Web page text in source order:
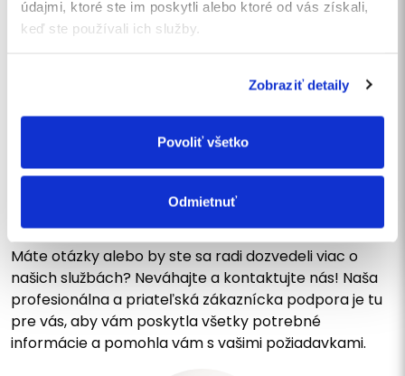
údajmi, ktoré ste im poskytli alebo ktoré od vás získali,
keď ste používali ich služby.
Zobraziť detaily
Povoliť všetko
Odmietnuť
Chcem sa prihlásiť na odber noviniek.
Napíšte nám správu alebo
zavolajte
Máte otázky alebo by ste sa radi dozvedeli viac o
našich službách? Neváhajte a kontaktujte nás! Naša
profesionálna a priateľská zákaznícka podpora je tu
pre vás, aby vám poskytla všetky potrebné
informácie a pomohla vám s vašimi požiadavkami.